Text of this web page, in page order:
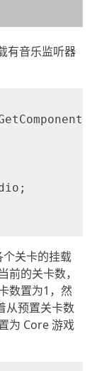
有音乐监听器
关卡的挂载
前的关卡数，
数置为1，然
从预置关卡数
为 Core 游戏